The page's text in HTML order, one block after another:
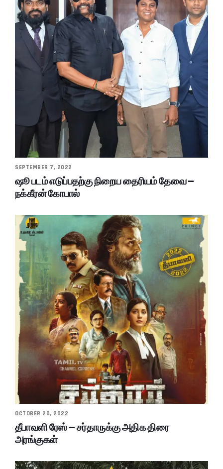
SEPTEMBER 7, 2022
ஷூ படம் எடுப்பதற்கு நிறைய தைரியம் தேவை –
நக்கீரன் கோபால்
OCTOBER 20, 2022
தீபாவளி ரேஸ் – சர்தாருக்கு அதிக திரை
அரங்குகள்